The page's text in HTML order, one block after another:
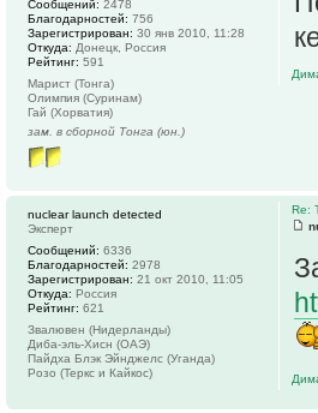
Сообщений: 2478
Благодарностей: 756
Зарегистрирован: 30 янв 2010, 11:28
Откуда: Донецк, Россия
Рейтинг: 591
Марист (Тонга)
Олимпия (Суринам)
Гай (Хорватия)
зам. в сборной Тонга (юн.)
Re:
nuclear launch detected
Эксперт
Сообщений: 6336
Благодарностей: 2978
Зарегистрирован: 21 окт 2010, 11:05
Откуда: Россия
Рейтинг: 621
Звалювен (Нидерланды)
Диба-эль-Хисн (ОАЭ)
Пайдха Блэк Эйнджелс (Уганда)
Розо (Теркс и Кайкос)